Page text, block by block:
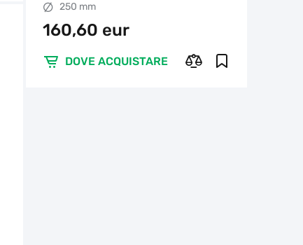
250 mm
160,60 eur
DOVE ACQUISTARE